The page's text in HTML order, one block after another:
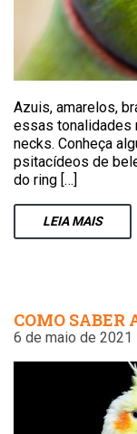
Azuis, amarelos,
essas tonalidades
necks. Conheça
psitacídeos de
do ring […]
LEIAMAIS
COMO SABER
6 de maio de 2021